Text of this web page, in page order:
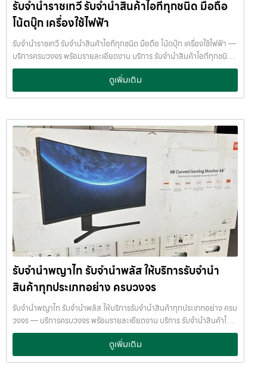
เงินด่วนโดยไม่ต้องขายสินทรัพย์ เราเข้าใจความรู้สึกของลูกค้า เรารักษา
ความลับ และพยายามให้บริการด้วยความอ่อนโยน สุจริต และไว้วางใจได้
พื้นที่บริการของ รับจำนำพลัส เพื่อให้ครอบคลุมกลุ่มลูกค้าในหลายเขต
กรุงเทพฯ เรามีจุดบริการในหลายพื้นที่สำคัญดังนี้: เขต ลาดพร้าว เขต
แจ้งวัฒนะ เขต สีลม เขต รัชดา เขต บางแค เขต รามอินทรา เขต บางนา ไม่ว่า
คุณอยู่ในซอย ลาดพร้าวโชคชัย4 ลาดปลาเค้า รัชดาซอย หรือใกล้แยกสีลม
ช่องนนทรี บางนา เมกาบางนา บางแค เดอะมอลล์บางแค รามอินทรา กม.8
หรือใกล้โชว์รูมแจ้งวัฒนะ — เราพร้อมให้บริการถึงที่ บริการรับจำนำสินค้าที่
ลูกค้าต้องการจำนำ ดังนี้: รับจำนำ โทรศัพท์มือถือ / สมาร์ตโฟน (iPhone,
Samsung, Huawei, Oppo ฯลฯ) รับจำนำ โน้ตบุ๊ก / คอมพิวเตอร์ /
แล็ปท็อป รับจำนำ แท็บเล็ต / iPad รับจำนำ เครื่องใช้ไฟฟ้าเล็ก / เครื่องใช้
ไฟฟ้าภายในบ้าน รับจำนำ กล้องถ่ายรูป / กล้องดิจิตอล / อุปกรณ์ถ่ายภาพ
รับจำนำ ของสะสม / ของมีค่าอื่น ๆ บริการแต่ละประเภท ประเมินราคาตาม
สภาพสินค้า รุ่น ยี่ห้อ อายุการใช้งาน เราให้ราคาสูง พร้อมจ่ายเงินสดทันใจ
ความปลอดภัย และการดูแล ระบบกล้องวงจรปิด CCTV ทุกมุม ห้องนิรภัย
/ ตู้นิรภัย พนักงานผ่านการฝึกอบรม ประกันความเสียหาย / ความสูญหาย
บันทึกข้อมูลลูกค้าเป็นความลับ คำแนะนำสำหรับผู้ใช้บริการ เก็บสลิป /
เอกสารสัญญาอย่างดี อย่าเสียบแบตเตอรี่นานนับเดือน ไถ่ถอนก่อนหมด
กำหนด ติดต่อเราได้ทันทีหากมีปัญหา ลิงก์ที่เกี่ยวข้อง รับจำนำจุฬาลงกรณ์
มหาวิทยาลัย รับจำนำจุฬาลงกรณ์มหาวิทยาลัย
รับจำนำราชเทวี รับจำนำสินค้าไอทีทุกชนิด มือถือ
โน้ตบุ๊ก เครื่องใช้ไฟฟ้า
รับจำนำราชเทวี รับจำนำสินค้าไอทีทุกชนิด มือถือ โน้ตบุ๊ก เครื่องใช้ไฟฟ้า —
บริการครบวงจร พร้อมรายละเอียดงาน บริการ รับจำนำสินค้าไอทีทุกชนิด
พร้อมให้บริการในเขต ลาดพร้าว แจ้งวัฒนะ สีลม รัชดา บางแค รามอินทรา
บางนา ด้วยมาตรฐาน รวดเร็ว ปลอดภัย ให้ราคาสูง รับจำนำราชเทวี — รับ
จำนำสินค้าไอทีทุกชนิด มือถือ โน้ตบุ๊ก เครื่องใช้ไฟฟ้า รับจำนำราชเทวี รับ
ทันใจ ของมีค่าปลอดภัย ให้ราคาสูง พร้อมบริการถึงที่ รับจำนำราชเทวี รับ
จำนำพลัส เงินด่วนทันใจ ของมีค่าปลอดภัย ให้ราคาสูง พร้อมบริการถึงที่
จำนำพลัส JumnumPlus.com บริการรับจำนำที่เชื่อถือได้ในกรุงเทพฯ
โทรศัพท์ มือถือ โน้ตบุ๊ก เครื่องใช้ไฟฟ้า และสินทรัพย์มีค่าอื่น ๆ ทำไมเลือก
รับจำนำพลัส (JumnumPlus) เมื่อคุณต้องการเงินด่วน เราที่ รับจำนำ
พลัส ให้บริการรับจำนำสินค้าทุกประเภทอย่างครบวงจร — ไม่ว่าจะเป็น
โทรศัพท์มือถือ โน้ตบุ๊ก เครื่องใช้ไฟฟ้า หรือ สินทรัพย์มีค่าอื่น ๆ — พร้อม
ประเมินราคาอย่างเป็นธรรม ให้ราคาสูง และจ่ายเงินสดรวดเร็วภายในไม่กี่
นาที เรามีมาตรฐานการให้บริการที่ โปร่งใส ปลอดภัย เชื่อถือได้ การดูแล
สินค้าทุกชิ้นอย่างดี ภายในสถานที่ที่มีระบบรักษาความปลอดภัยครบครัน
ทีมงานเชี่ยวชาญ พร้อมให้คำปรึกษาอย่างมืออาชีพ คุณได้รับเงินจริงทันที
ไม่ต้องรอนาน การบริการของเราออกแบบมาเพื่อตอบโจทย์ลูกค้าที่ต้องการ
เงินด่วนโดยไม่ต้องขายสินทรัพย์ เราเข้าใจความรู้สึกของลูกค้า เรารักษา
ความลับ และพยายามให้บริการด้วยความอ่อนโยน สุจริต และไว้วางใจได้
พื้นที่บริการของ รับจำนำพลัส เพื่อให้ครอบคลุมกลุ่มลูกค้าในหลายเขต
กรุงเทพฯ เรามีจุดบริการในหลายพื้นที่สำคัญดังนี้: เขต ลาดพร้าว เขต
แจ้งวัฒนะ เขต สีลม เขต รัชดา เขต บางแค เขต รามอินทรา เขต บางนา ไม่ว่า
คุณอยู่ในซอย ลาดพร้าวโชคชัย4 ลาดปลาเค้า รัชดาซอย หรือใกล้แยกสีลม
ช่องนนทรี บางนา เมกาบางนา บางแค เดอะมอลล์บางแค รามอินทรา กม.8
หรือใกล้โชว์รูมแจ้งวัฒนะ — เราพร้อมให้บริการถึงที่ บริการรับจำนำสินค้าที่
ดูเพิ่มเติม
รับจำนำพญาไท รับจำนำพลัส ให้บริการรับจำนำ
สินค้าทุกประเภทอย่าง ครบวงจร
รับจำนำพญาไท รับจำนำพลัส ให้บริการรับจำนำสินค้าทุกประเภทอย่าง ครบ
วงจร — บริการครบวงจร พร้อมรายละเอียดงาน บริการ รับจำนำสินค้าไอที
ทุกชนิด พร้อมให้บริการในเขต ลาดพร้าว แจ้งวัฒนะ สีลม รัชดา บางแค
รามอินทรา บางนา ด้วยมาตรฐาน รวดเร็ว ปลอดภัย ให้ราคาสูง รับจำนำ
พญาไท — รับจำนำพลัส ให้บริการรับจำนำสินค้าทุกประเภทอย่าง ครบ
ดูเพิ่มเติม